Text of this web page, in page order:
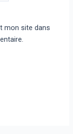
mon site dans